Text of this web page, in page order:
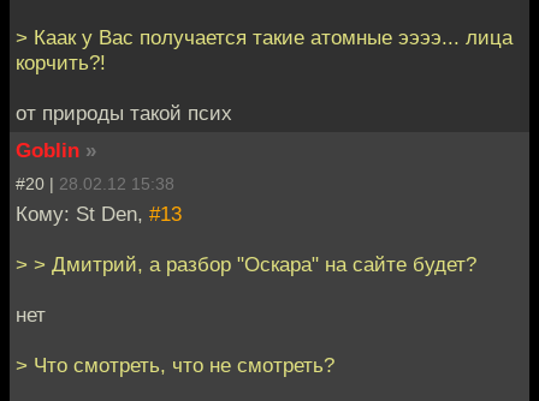
> Каак у Вас получается такие атомные ээээ... лица
корчить?!
от природы такой псих
Goblin »
#20 | 28.02.12 15:38
Кому: St Den, #13
> > Дмитрий, а разбор "Оскара" на сайте будет?
нет
> Что смотреть, что не смотреть?